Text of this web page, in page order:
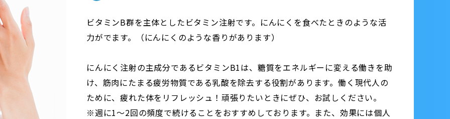
ビタミンB群を主体としたビタミン注射です。にんにくを食べたときのような活
力がでます。（にんにくのような香りがあります）
にんにく注射の主成分であるビタミンB1は、糖質をエネルギーに変える働きを助
け、筋肉にたまる疲労物質である乳酸を除去する役割があります。働く現代人の
ために、疲れた体をリフレッシュ！頑張りたいときにぜひ、お試しください。
※週に1～2回の頻度で続けることをおすすめしております。また、効果には個人